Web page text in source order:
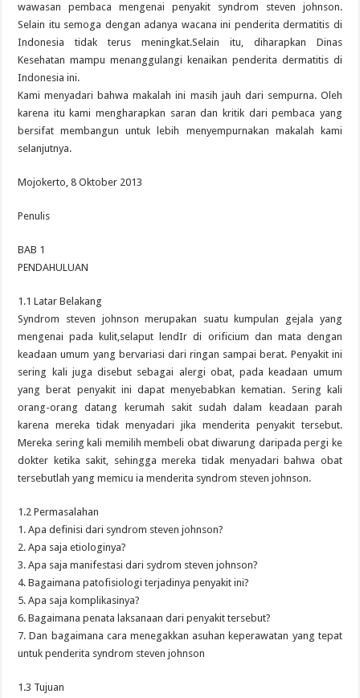
wawasan pembaca mengenai penyakit syndrom steven johnson.
Selain itu semoga dengan adanya wacana ini penderita dermatitis di
Indonesia tidak terus meningkat.Selain itu, diharapkan Dinas
Kesehatan mampu menanggulangi kenaikan penderita dermatitis di
Indonesia ini.
Kami menyadari bahwa makalah ini masih jauh dari sempurna. Oleh
karena itu kami mengharapkan saran dan kritik dari pembaca yang
bersifat membangun untuk lebih menyempurnakan makalah kami
selanjutnya.
Mojokerto, 8 Oktober 2013
Penulis
BAB 1
PENDAHULUAN
1.1 Latar Belakang
Syndrom steven johnson merupakan suatu kumpulan gejala yang
mengenai pada kulit,selaput lendIr di orificium dan mata dengan
keadaan umum yang bervariasi dari ringan sampai berat. Penyakit ini
sering kali juga disebut sebagai alergi obat, pada keadaan umum
yang berat penyakit ini dapat menyebabkan kematian. Sering kali
orang-orang datang kerumah sakit sudah dalam keadaan parah
karena mereka tidak menyadari jika menderita penyakit tersebut.
Mereka sering kali memilih membeli obat diwarung daripada pergi ke
dokter ketika sakit, sehingga mereka tidak menyadari bahwa obat
tersebutlah yang memicu ia menderita syndrom steven johnson.
1.2 Permasalahan
1. Apa definisi dari syndrom steven johnson?
2. Apa saja etiologinya?
3. Apa saja manifestasi dari sydrom steven johnson?
4. Bagaimana patofisiologi terjadinya penyakit ini?
5. Apa saja komplikasinya?
6. Bagaimana penata laksanaan dari penyakit tersebut?
7. Dan bagaimana cara menegakkan asuhan keperawatan yang tepat
untuk penderita syndrom steven johnson
1.3 Tujuan